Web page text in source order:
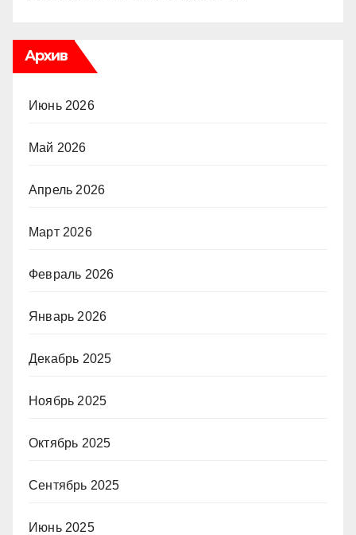
Архив
Июнь 2026
Май 2026
Апрель 2026
Март 2026
Февраль 2026
Январь 2026
Декабрь 2025
Ноябрь 2025
Октябрь 2025
Сентябрь 2025
Июнь 2025